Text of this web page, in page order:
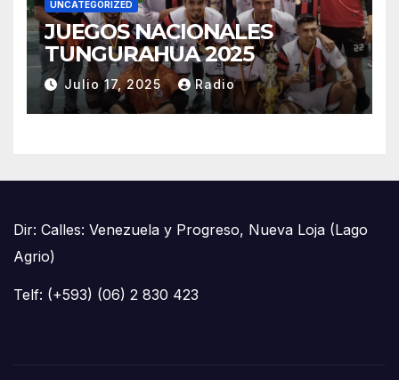
UNCATEGORIZED
JUEGOS NACIONALES
TUNGURAHUA 2025
Julio 17, 2025 Radio
Dir: Calles: Venezuela y Progreso, Nueva Loja (Lago
Agrio)
Telf: (+593) (06) 2 830 423